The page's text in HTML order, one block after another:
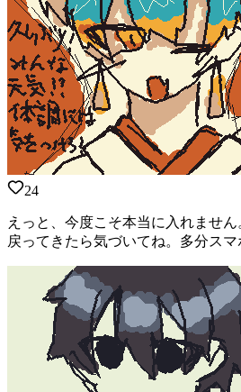
24
えっと、今度こそ本当に入れませ
戻ってきたら気づいてね。多分ス